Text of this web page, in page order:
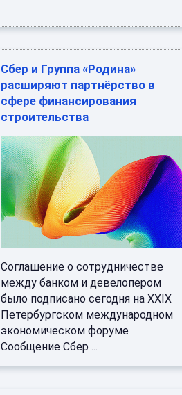
Сбер и Группа «Родина»
расширяют партнёрство в
сфере финансирования
строительства
Соглашение о сотрудничестве
между банком и девелопером
было подписано сегодня на XXIX
Петербургском международном
экономическом форуме
Сообщение Сбер ...